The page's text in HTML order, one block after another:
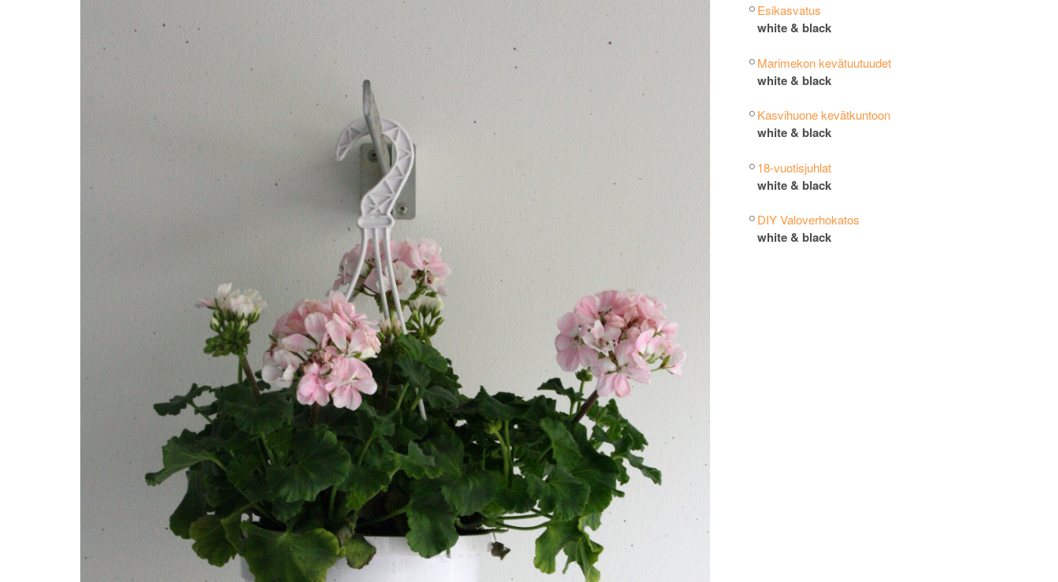
Esikasvatus
white & black
Marimekon kevätuutuudet
white & black
Kasvihuone kevätkuntoon
white & black
18-vuotisjuhlat
white & black
DIY Valoverhokatos
white & black